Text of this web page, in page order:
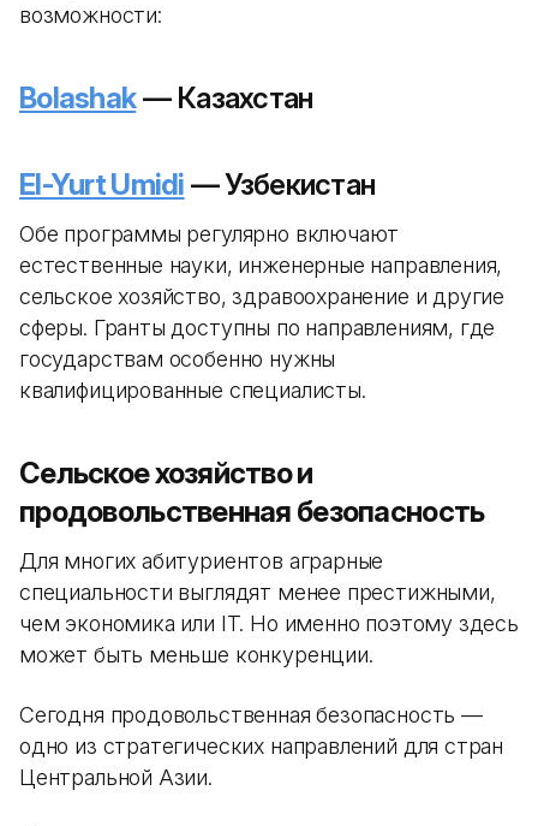
возможности:
Bolashak— Казахстан
El-Yurt Umidi — Узбекистан
Обе программы регулярно включают
естественные науки, инженерные направления,
сельское хозяйство, здравоохранение и другие
сферы. Гранты доступны по направлениям, где
государствам особенно нужны
квалифицированные специалисты.
Сельское хозяйство и
продовольственная безопасность
Для многих абитуриентов аграрные
специальности выглядят менее престижными,
чем экономика или IT. Но именно поэтому здесь
может быть меньше конкуренции.
Сегодня продовольственная безопасность —
одно из стратегических направлений для стран
Центральной Азии.